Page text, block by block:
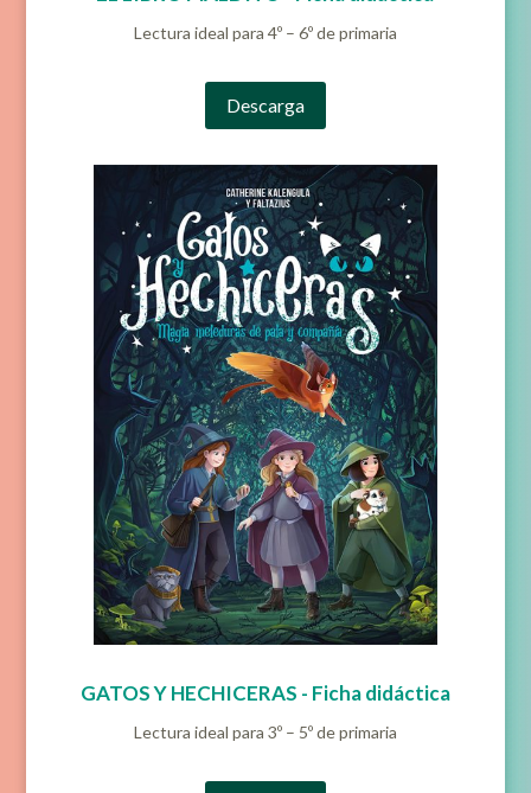
Lectura ideal para 4º – 6º de primaria
Descarga
GATOS Y HECHICERAS - Ficha didáctica
Lectura ideal para 3º – 5º de primaria